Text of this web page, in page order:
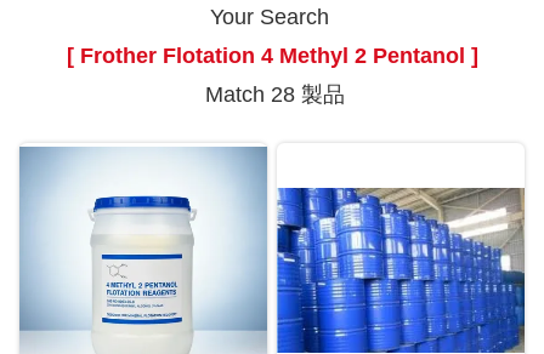
Your Search
[ Frother Flotation 4 Methyl 2 Pentanol ]
Match 28 製品